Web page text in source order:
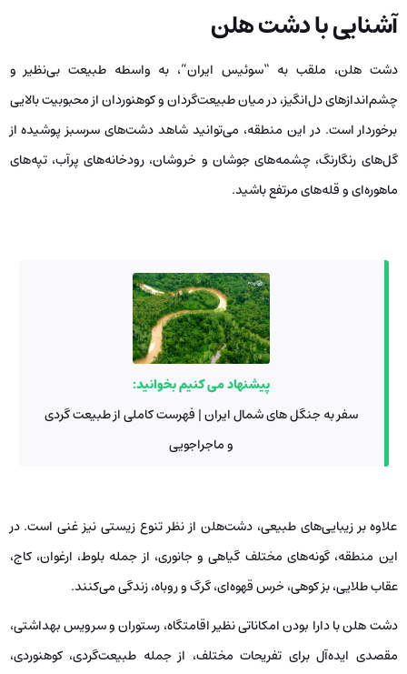
آشنایی با دشت هلن
دشت هلن، ملقب به “سوئیس ایران”، به واسطه طبیعت بی‌نظیر و
چشم‌اندازهای دل‌انگیز، در میان طبیعت‌گردان و کوهنوردان از محبوبیت بالایی
برخوردار است. در این منطقه، می‌توانید شاهد دشت‌های سرسبز پوشیده از
گل‌های رنگارنگ، چشمه‌های جوشان و خروشان، رودخانه‌های پرآب، تپه‌های
ماهوره‌ای و قله‌های مرتفع باشید.
پیشنهاد می کنیم بخوانید:
سفر به جنگل های شمال ایران | فهرست کاملی از طبیعت گردی
و ماجراجویی
علاوه بر زیبایی‌های طبیعی، دشت‌هلن از نظر تنوع زیستی نیز غنی است. در
این منطقه، گونه‌های مختلف گیاهی و جانوری، از جمله بلوط، ارغوان، کاج،
عقاب طلایی، بز کوهی، خرس قهوه‌ای، گرگ و روباه، زندگی می‌کنند.
دشت هلن با دارا بودن امکاناتی نظیر اقامتگاه، رستوران و سرویس بهداشتی،
مقصدی ایده‌آل برای تفریحات مختلف، از جمله طبیعت‌گردی، کوهنوردی،